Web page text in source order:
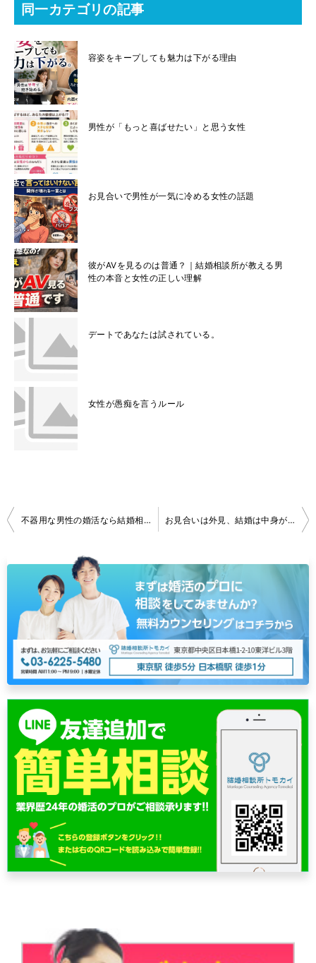
同一カテゴリの記事
容姿をキープしても魅力は下がる理由
男性が「もっと喜ばせたい」と思う女性
お見合いで男性が一気に冷める女性の話題
彼がAVを見るのは普通？｜結婚相談所が教える男
性の本音と女性の正しい理解
デートであなたは試されている。
女性が愚痴を言うルール
投
ナ
ー
ョ
ン
不器用な男性の婚活なら結婚相談所！ お見合いは外見、結婚は中身が選ばれます｜外見の重要度の本当の変化